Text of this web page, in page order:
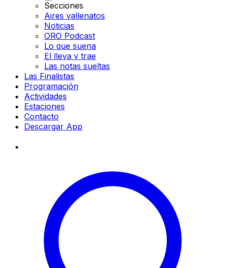
Secciones
Aires vallenatos
Noticias
ORO Podcast
Lo que suena
El lleva y trae
Las notas sueltas
Las Finalistas
Programación
Actividades
Estaciones
Contacto
Descargar App